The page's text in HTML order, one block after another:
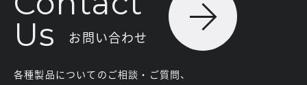
Us
お問い合わせ
各種製品についてのご相談・ご質問、